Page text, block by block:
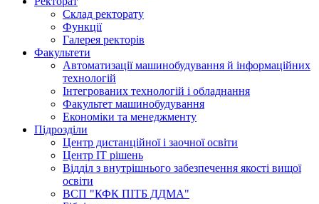
Склад ректорату
Функції
Галерея ректорів
Факультети
Автоматизації машинобудування й інформаційних
технологій
Інтегрованих технологій і обладнання
Факультет машинобудування
Економіки та менеджменту
Підрозділи
Центр дистанційної і заочної освіти
Центр ІТ рішень
Відділ з внутрішнього забезпечення якості вищої
освіти
ВСП "КФК ПІТБ ДДМА"